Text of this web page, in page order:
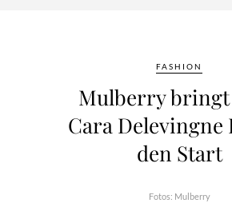
FASHION
Mulberry bringt
Cara Delevingne
den Start
Fotos: Mulberry